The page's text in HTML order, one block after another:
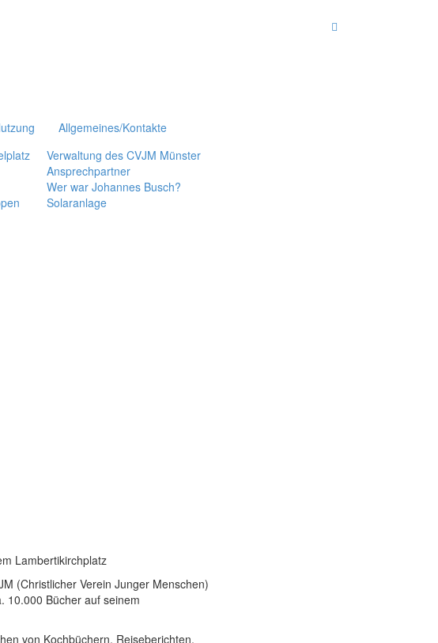
Allgemeines/Kontakte
Verwaltung des CVJM Münster
Ansprechpartner
Wer war Johannes Busch?
Solaranlage
Lambertikirchplatz
(Christlicher Verein Junger Menschen)
10.000 Bücher auf seinem
von Kochbüchern, Reiseberichten,